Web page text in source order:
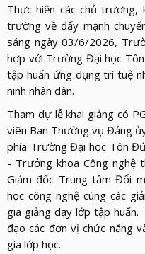
TỚI
BẦU
CỬ
QH
HĐND
TẠP
CHÍ
AN
NINH
NHÂN
DÂN
TIN
TỨC
ĐÀO
NGHIÊN
CỨU
KHOA
HỌC
XÂY
DỰNG
LỰC
LƯỢNG
THƯ
VIỆN
ẢNH
THƯ
VIỆN
VIDEO
LIÊN
HỆ
Thực hiện các chủ trương,
trường về đẩy mạnh
sáng ngày 03/6/2026,
hợp với Trường Đại học
tập huấn ứng dụng trí tuệ
ninh nhân dân.
Tham dự lễ khai giảng có
viên Ban Thường vụ Đảng
phía Trường Đại học Tôn
- Trưởng khoa Công nghệ
Giám đốc Trung tâm Đổi
học công nghệ cùng các
gia giảng dạy lớp tập
đạo các đơn vị chức năng
gia lớp học.